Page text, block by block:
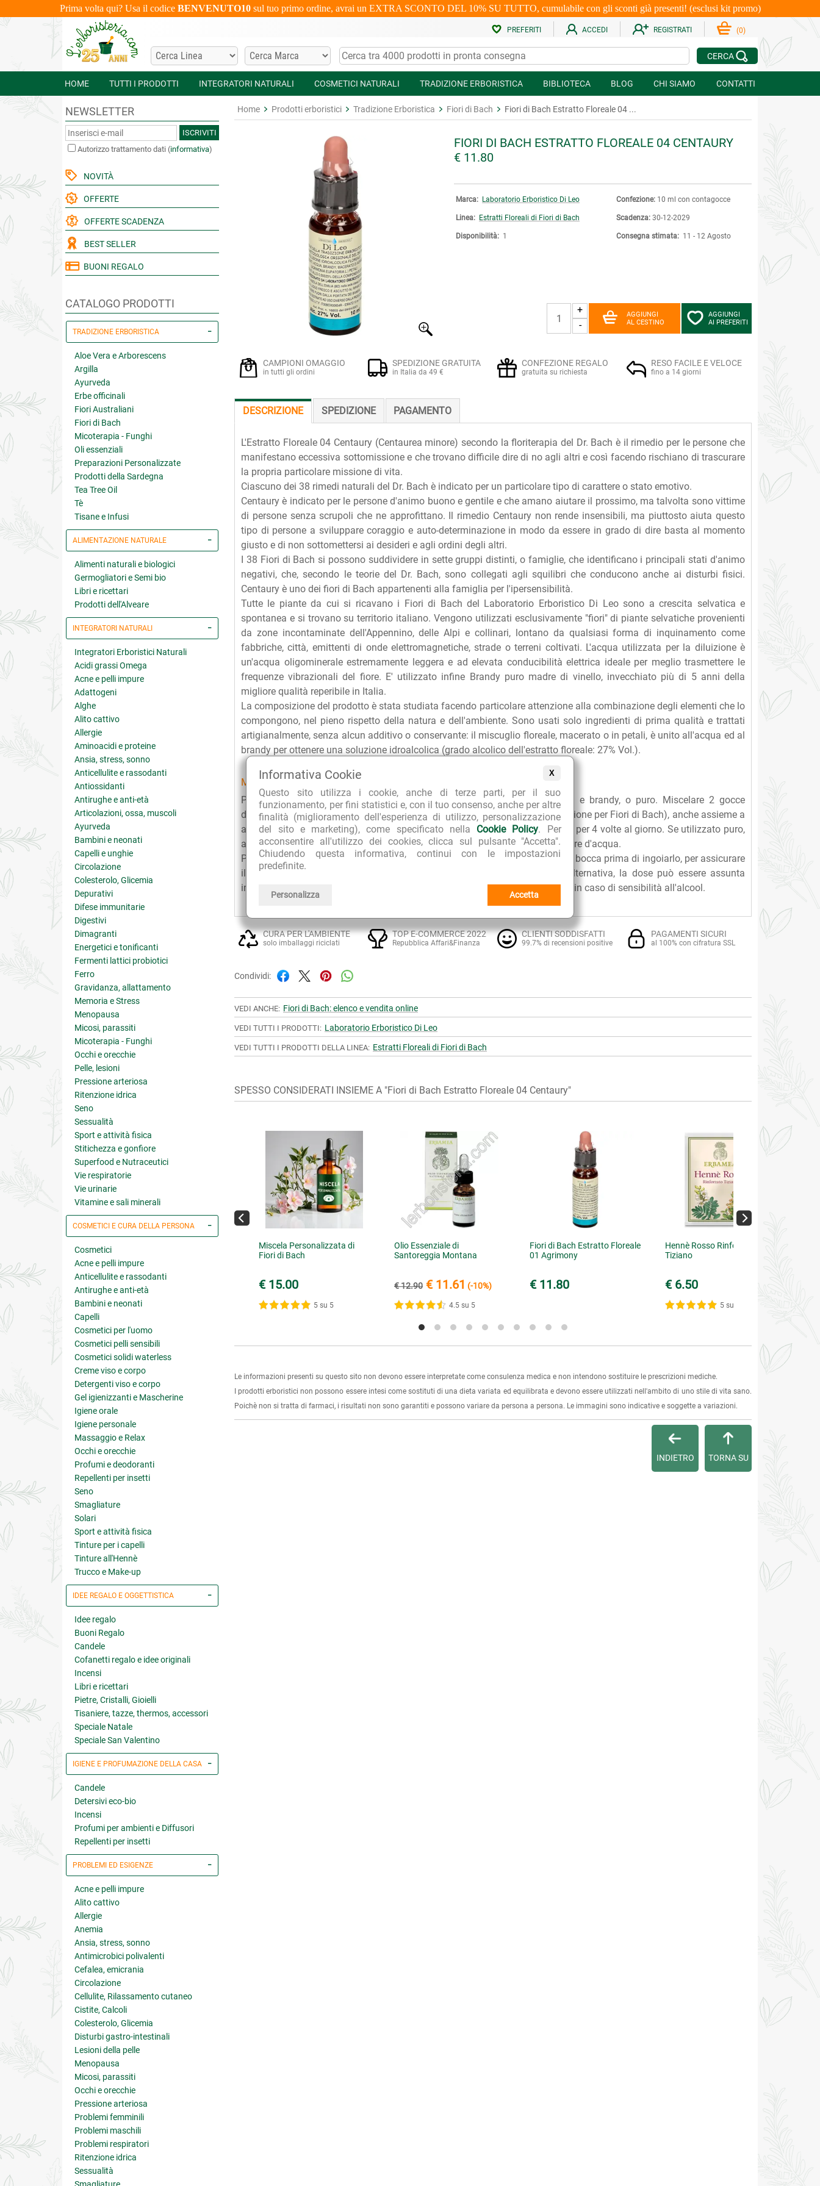
X
Informativa Cookie
Questo sito utilizza i cookie, anche di terze parti, per il suo
funzionamento, per fini statistici e, con il tuo consenso, anche per altre
finalità (miglioramento dell'esperienza di utilizzo, personalizzazione
del sito e marketing), come specificato nella Cookie Policy. Per
acconsentire all'utilizzo dei cookies, clicca sul pulsante "Accetta".
Chiudendo questa informativa, continui con le impostazioni
predefinite.
Personalizza Accetta
Prima volta qui? Usa il codice BENVENUTO10sul tuo primo ordine, avrai un EXTRA SCONTO DEL 10% SU TUTTO, cumulabile con gli sconti già presenti! (esclusi kit promo)
PREFERITI ACCEDI REGISTRATI (0)
CERCA
HOME TUTTI I PRODOTTI INTEGRATORI NATURALI COSMETICI NATURALI TRADIZIONE ERBORISTICA BIBLIOTECA BLOG CHI SIAMO CONTATTI
NEWSLETTER
ISCRIVITI
Autorizzo trattamento dati (informativa)
NOVITÀ
OFFERTE
OFFERTE SCADENZA
BEST SELLER
BUONI REGALO
CATALOGO PRODOTTI
TRADIZIONE ERBORISTICA
Aloe Vera e Arborescens
Argilla
Ayurveda
Erbe officinali
Fiori Australiani
Fiori di Bach
Micoterapia - Funghi
Oli essenziali
Preparazioni Personalizzate
Prodotti della Sardegna
Tea Tree Oil
Tè
Tisane e Infusi
ALIMENTAZIONE NATURALE
Alimenti naturali e biologici
Germogliatori e Semi bio
Libri e ricettari
Prodotti dell'Alveare
INTEGRATORI NATURALI
Integratori Erboristici Naturali
Acidi grassi Omega
Acne e pelli impure
Adattogeni
Alghe
Alito cattivo
Allergie
Aminoacidi e proteine
Ansia, stress, sonno
Anticellulite e rassodanti
Antiossidanti
Antirughe e anti-età
Articolazioni, ossa, muscoli
Ayurveda
Bambini e neonati
Capelli e unghie
Circolazione
Colesterolo, Glicemia
Depurativi
Difese immunitarie
Digestivi
Dimagranti
Energetici e tonificanti
Fermenti lattici probiotici
Ferro
Gravidanza, allattamento
Memoria e Stress
Menopausa
Micosi, parassiti
Micoterapia - Funghi
Occhi e orecchie
Pelle, lesioni
Pressione arteriosa
Ritenzione idrica
Seno
Sessualità
Sport e attività fisica
Stitichezza e gonfiore
Superfood e Nutraceutici
Vie respiratorie
Vie urinarie
Vitamine e sali minerali
COSMETICI E CURA DELLA PERSONA
Cosmetici
Acne e pelli impure
Anticellulite e rassodanti
Antirughe e anti-età
Bambini e neonati
Capelli
Cosmetici per l'uomo
Cosmetici pelli sensibili
Cosmetici solidi waterless
Creme viso e corpo
Detergenti viso e corpo
Gel igienizzanti e Mascherine
Igiene orale
Igiene personale
Massaggio e Relax
Occhi e orecchie
Profumi e deodoranti
Repellenti per insetti
Seno
Smagliature
Solari
Sport e attività fisica
Tinture per i capelli
Tinture all'Hennè
Trucco e Make-up
IDEE REGALO E OGGETTISTICA
Idee regalo
Buoni Regalo
Candele
Cofanetti regalo e idee originali
Incensi
Libri e ricettari
Pietre, Cristalli, Gioielli
Tisaniere, tazze, thermos, accessori
Speciale Natale
Speciale San Valentino
IGIENE E PROFUMAZIONE DELLA CASA
Candele
Detersivi eco-bio
Incensi
Profumi per ambienti e Diffusori
Repellenti per insetti
PROBLEMI ED ESIGENZE
Acne e pelli impure
Alito cattivo
Allergie
Anemia
Ansia, stress, sonno
Antimicrobici polivalenti
Cefalea, emicrania
Circolazione
Cellulite, Rilassamento cutaneo
Cistite, Calcoli
Colesterolo, Glicemia
Disturbi gastro-intestinali
Lesioni della pelle
Menopausa
Micosi, parassiti
Occhi e orecchie
Pressione arteriosa
Problemi femminili
Problemi maschili
Problemi respiratori
Ritenzione idrica
Sessualità
Home Prodotti erboristici Tradizione Erboristica Fiori di Bach Fiori di Bach Estratto Floreale 04 ...
FIORI DI BACH ESTRATTO FLOREALE 04 CENTAURY
€ 11.80
Marca: Laboratorio Erboristico Di Leo
Linea: Estratti Floreali di Fiori di Bach
Disponibilità: 1
Confezione: 10 ml con contagocce
Scadenza: 30-12-2029
Consegna stimata: 11 - 12 Agosto
+
-
AGGIUNGI
AL CESTINO
AGGIUNGI
AI PREFERITI
CAMPIONI OMAGGIO
in tutti gli ordini
SPEDIZIONE GRATUITA
in Italia da 49 €
CONFEZIONE REGALO
gratuita su richiesta
RESO FACILE E VELOCE
fino a 14 giorni
DESCRIZIONE SPEDIZIONE PAGAMENTO
L'Estratto Floreale 04 Centaury (Centaurea minore) secondo la floriterapia del Dr. Bach è il rimedio per le persone che
manifestano eccessiva sottomissione e che trovano difficile dire di no agli altri e così facendo rischiano di trascurare
la propria particolare missione di vita.
Ciascuno dei 38 rimedi naturali del Dr. Bach è indicato per un particolare tipo di carattere o stato emotivo.
Centaury è indicato per le persone d'animo buono e gentile e che amano aiutare il prossimo, ma talvolta sono vittime
di persone senza scrupoli che ne approfittano. Il rimedio Centaury non rende insensibili, ma piuttosto aiuta questo
tipo di persone a sviluppare coraggio e auto-determinazione in modo da essere in grado di dire basta al momento
giusto e di non sottomettersi ai desideri e agli ordini degli altri.
I 38 Fiori di Bach si possono suddividere in sette gruppi distinti, o famiglie, che identificano i principali stati d'animo
negativi, che, secondo le teorie del Dr. Bach, sono collegati agli squilibri che conducono anche ai disturbi fisici.
Centaury è uno dei fiori di Bach appartenenti alla famiglia per l'ipersensibilità.
Tutte le piante da cui si ricavano i Fiori di Bach del Laboratorio Erboristico Di Leo sono a crescita selvatica e
spontanea e si trovano su territorio italiano. Vengono utilizzati esclusivamente "fiori" di piante selvatiche provenienti
da zone incontaminate dell'Appennino, delle Alpi e collinari, lontano da qualsiasi forma di inquinamento come
fabbriche, città, emittenti di onde elettromagnetiche, strade o terreni coltivati. L'acqua utilizzata per la diluizione è
un'acqua oligominerale estremamente leggera e ad elevata conducibilità elettrica ideale per meglio trasmettere le
frequenze vibrazionali del fiore. E' utilizzato infine Brandy puro madre di vinello, invecchiato più di 5 anni della
migliore qualità reperibile in Italia.
La composizione del prodotto è stata studiata facendo particolare attenzione alla combinazione degli elementi che lo
compongono, nel pieno rispetto della natura e dell'ambiente. Sono usati solo ingredienti di prima qualità e trattati
artigianalmente, senza alcun additivo o conservante: il miscuglio floreale, macerato o in petali, è unito all'acqua ed al
brandy per ottenere una soluzione idroalcolica (grado alcolico dell'estratto floreale: 27% Vol.).
MODALITÀ D'USO
Può essere utilizzato miscelato alla soluzione per Fiori di Bach di acqua e brandy, o puro. Miscelare 2 gocce
dell'Estratto Floreale puro in una soluzione da 30 ml di acqua e brandy (soluzione per Fiori di Bach), anche assieme a
altre essenze pure per comporre una miscela, e assumere 4 gocce di miscela per 4 volte al giorno. Se utilizzato puro,
assumere 2-4 gocce di Essenza Floreale per 4 volte al giorno in mezzo bicchiere d'acqua.
Per aumentare l'efficacia del prodotto, si consiglia di trattenere il composto in bocca prima di ingoiarlo, per assicurare
il maggior assorbimento possibile attraverso la mucosa sublinguale. In alternativa, la dose può essere assunta
insieme a un cucchiaio d'acqua. Il prodotto può anche essere diluito in acqua in caso di sensibilità all'alcool.
CURA PER L'AMBIENTE
solo imballaggi riciclati
TOP E-COMMERCE 2022
Repubblica Affari&Finanza
CLIENTI SODDISFATTI
99.7% di recensioni positive
PAGAMENTI SICURI
al 100% con cifratura SSL
Condividi:
VEDI ANCHE: Fiori di Bach: elenco e vendita online
VEDI TUTTI I PRODOTTI: Laboratorio Erboristico Di Leo
VEDI TUTTI I PRODOTTI DELLA LINEA: Estratti Floreali di Fiori di Bach
SPESSO CONSIDERATI INSIEME A "Fiori di Bach Estratto Floreale 04 Centaury"
Miscela Personalizzata di
Fiori di Bach
€ 15.00
5 su 5
Olio Essenziale di
Santoreggia Montana
€ 12.90 € 11.61 (-10%)
4.5 su 5
Fiori di Bach Estratto Floreale
01 Agrimony
€ 11.80
Hennè Rosso Rinforzato
Tiziano
€ 6.50
5 su 5
del Biotipo Terra
€ 8.00
Le informazioni presenti su questo sito non devono essere interpretate come consulenza medica e non intendono sostituire le prescrizioni mediche.
I prodotti erboristici non possono essere intesi come sostituti di una dieta variata ed equilibrata e devono essere utilizzati nell'ambito di uno stile di vita sano.
Poichè non si tratta di farmaci, i risultati non sono garantiti e possono variare da persona a persona. Le immagini sono indicative e soggette a variazioni.
TORNA SU
INDIETRO